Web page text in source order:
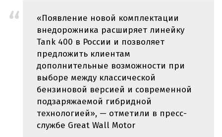
«Появление новой комплектации
внедорожника расширяет линейку
Tank 400 в России и позволяет
предложить клиентам
дополнительные возможности при
выборе между классической
бензиновой версией и современной
подзаряжаемой гибридной
технологией», — отметили в пресс-
службе Great Wall Motor